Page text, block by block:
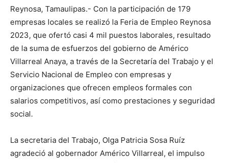
Reynosa, Tamaulipas.- Con la participación de 179
empresas locales se realizó la Feria de Empleo Reynosa
2023, que ofertó casi 4 mil puestos laborales, resultado
de la suma de esfuerzos del gobierno de Américo
Villarreal Anaya, a través de la Secretaría del Trabajo y el
Servicio Nacional de Empleo con empresas y
organizaciones que ofrecen empleos formales con
salarios competitivos, así como prestaciones y seguridad
social.
La secretaria del Trabajo, Olga Patricia Sosa Ruíz
agradeció al gobernador Américo Villarreal, el impulso